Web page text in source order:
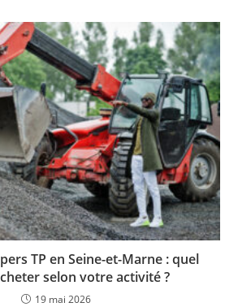
TP en Seine-et-Marne : quel
selon votre activité ?
19 mai 2026